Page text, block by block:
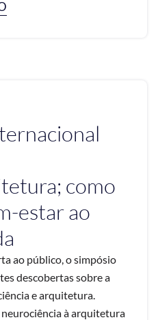
como
estar ao
ao público, o simpósio
descobertas sobre a
e arquitetura.
neurociência à arquitetura